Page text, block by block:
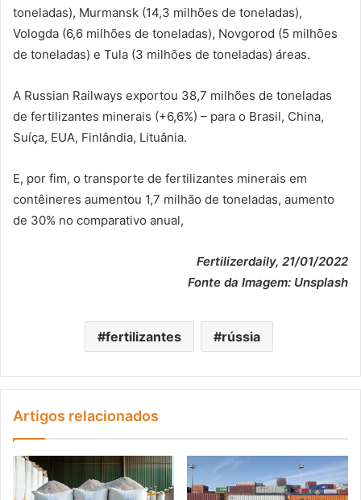
toneladas), Murmansk (14,3 milhões de toneladas),
Vologda (6,6 milhões de toneladas), Novgorod (5 milhões
de toneladas) e Tula (3 milhões de toneladas) áreas.
A Russian Railways exportou 38,7 milhões de toneladas
de fertilizantes minerais (+6,6%) – para o Brasil, China,
Suíça, EUA, Finlândia, Lituânia.
E, por fim, o transporte de fertilizantes minerais em
contêineres aumentou 1,7 milhão de toneladas, aumento
de 30% no comparativo anual,
Fertilizerdaily, 21/01/2022
Fonte da Imagem: Unsplash
fertilizantes rússia
Artigos relacionados